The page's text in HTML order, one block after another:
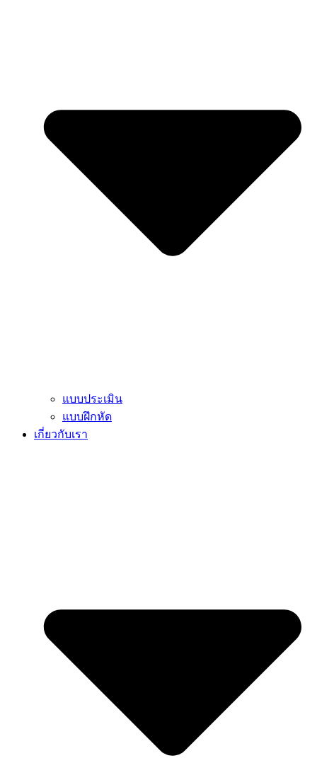
แบบประเมิน
แบบฝึกหัด
เกี่ยวกับเรา